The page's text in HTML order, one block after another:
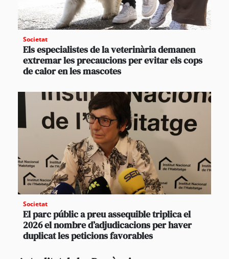
Societat
Els especialistes de la veterinària demanen
extremar les precaucions per evitar els cops
de calor en les mascotes
Societat
El parc públic a preu assequible triplica el
2026 el nombre d’adjudicacions per haver
duplicat les peticions favorables